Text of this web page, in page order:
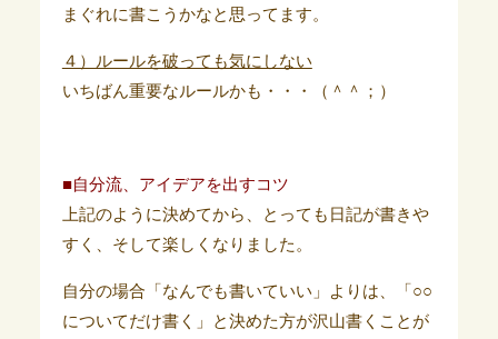
まぐれに書こうかなと思ってます。
４）ルールを破っても気にしない
いちばん重要なルールかも・・・（＾＾；）
■自分流、アイデアを出すコツ
上記のように決めてから、とっても日記が書きや
すく、そして楽しくなりました。
自分の場合「なんでも書いていい」よりは、「○○
についてだけ書く」と決めた方が沢山書くことが